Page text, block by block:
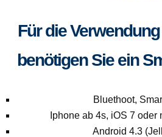
Für die
benötigen Sie ein
Bluethoot,
Iphone ab 4s, iOS 7 oder
Android 4.3